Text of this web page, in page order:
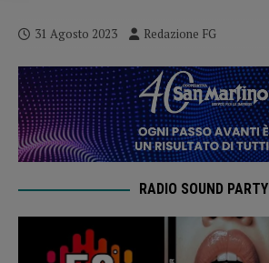
31 Agosto 2023 Redazione FG
RADIO SOUND PARTY